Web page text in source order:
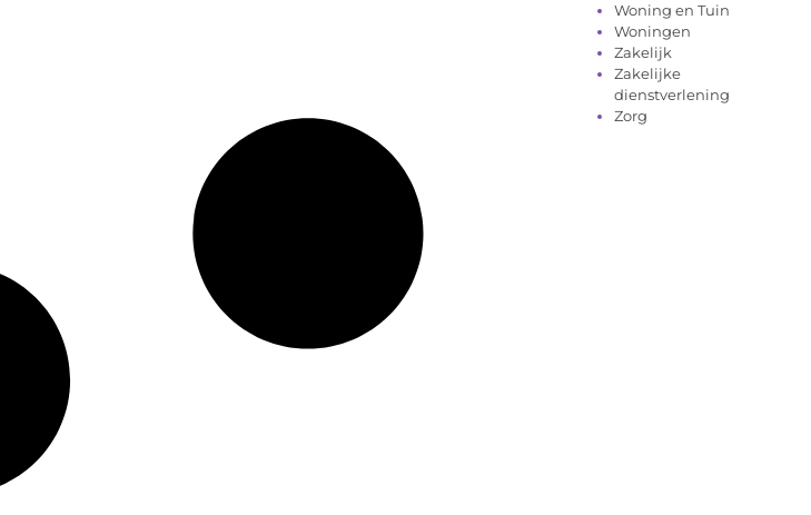
Woning en Tuin
Woningen
Zakelijk
Zakelijke
dienstverlening
Zorg